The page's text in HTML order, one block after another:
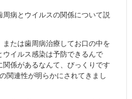
周病とウイルスの関係について説
または歯周病治療してお口の中を
イルス感染は予防できるんで
係があるなんて、びっくりです
関連性が明らかにされてきまし